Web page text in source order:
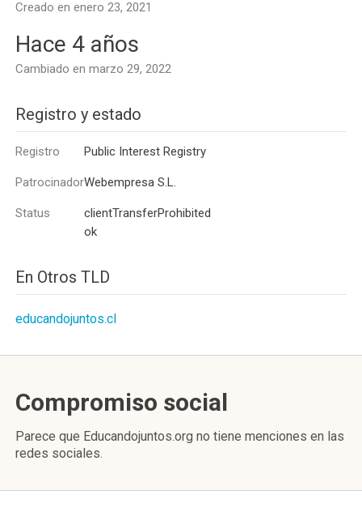
Creado en enero 23, 2021
Hace 4 años
Cambiado en marzo 29, 2022
Registro y estado
Registro Public Interest Registry
PatrocinadorWebempresa S.L.
Status
clientTransferProhibited
ok
En Otros TLD
educandojuntos.cl
Compromiso social
Parece que Educandojuntos.org no tiene menciones en las
redes sociales.